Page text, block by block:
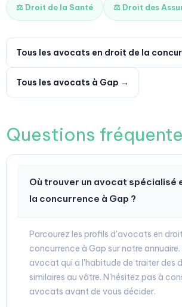
⚖️ Droit de la Santé ⚖️ Droit des
Tous les avocats en droit de la
Tous les avocats à Gap →
Questions
Où trouver un avocat spécialisé
la concurrence à Gap ?
Parcourez les profils d'avocats en
concurrence à Gap sur notre annuaire.
avocat qui a l'habitude de traiter des
similaires au vôtre. N'hésitez pas à
avocats avant de vous décider.